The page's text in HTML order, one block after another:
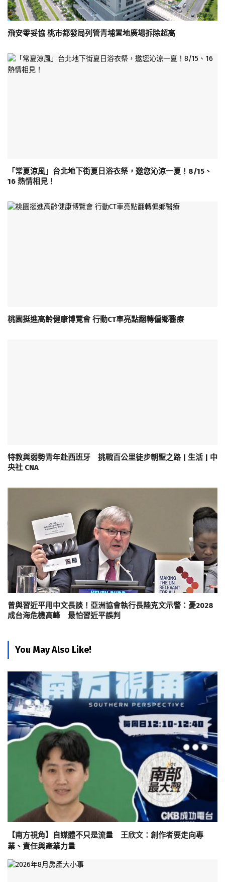
飛安零妥協 桃市都發局列管青埔置地廣場拆除超高
「常夏涼風」台北地下街夏日浴衣祭，邀您沁涼一夏！8/15、
16 熱情相見！
桃園挺進高齡健康博覽會 行動CT車亮點翻轉偏鄉醫療
特教與弱勢青年赴西班牙 挑戰百公里徒步朝聖之路 | 生活 | 中
央社 CNA
曾與習近平用中文長談！亞洲協會執行長陸克文示警：憂2028
成台海危機高峰 最怕習近平誤判
You May Also Like!
【南方視角】自媒體不只是流量 王欣文：創作者要走向專
業、責任與產業力量